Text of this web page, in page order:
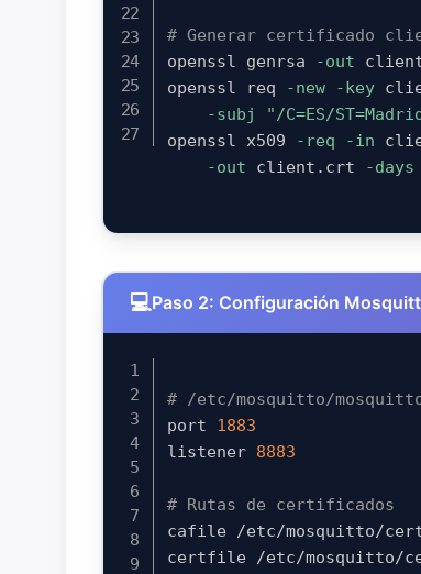
# Generar certificado
openssl genrsa
-out
openssl req
-new -key
-subj
"/C=ES/
openssl x509
-req -in
-out client.crt -days
Paso 2: Configuración
# /etc/mosquitto/
port 1883
listener 8883
# Rutas de certificados
cafile /etc/mosquitto/
certfile /etc/mosquitto/